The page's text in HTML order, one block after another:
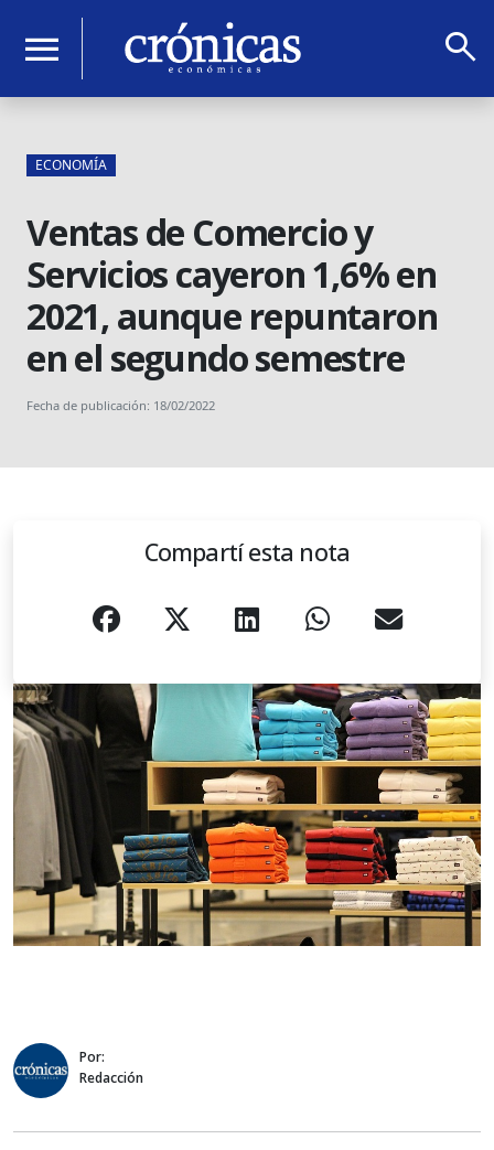
menu search
ECONOMÍA
Ventas de Comercio y
Servicios cayeron 1,6% en
2021, aunque repuntaron
en el segundo semestre
Fecha de publicación: 18/02/2022
Compartí esta nota
Por:
Redacción